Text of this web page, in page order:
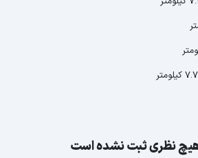
نظری ثبت نشده است